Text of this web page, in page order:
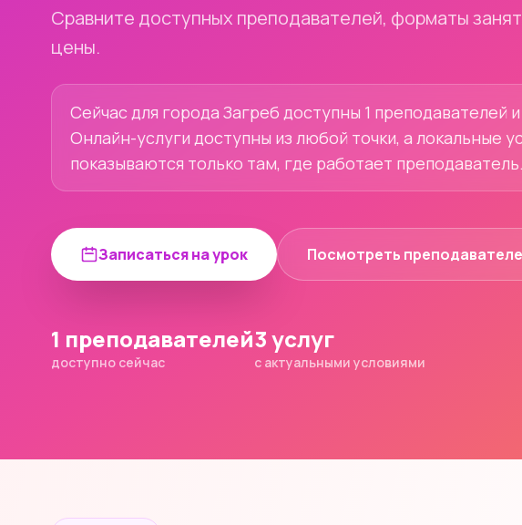
Сравните доступных преподавателей, форматы
цены.
Сейчас для города Загреб доступны 1 преподавателей и
Онлайн-услуги доступны из любой точки, а локальные
показываются только там, где работает преподаватель.
Записаться на урок Посмотреть
1 преподавателей
доступно сейчас
3 услуг
с актуальными условиями